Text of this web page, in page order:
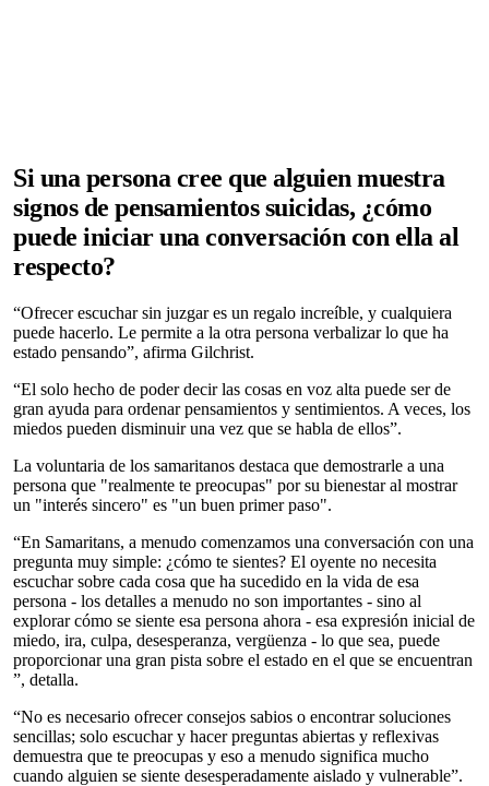
Si una persona cree que alguien muestra
signos de pensamientos suicidas, ¿cómo
puede iniciar una conversación con ella al
respecto?
“Ofrecer escuchar sin juzgar es un regalo increíble, y cualquiera
puede hacerlo. Le permite a la otra persona verbalizar lo que ha
estado pensando”, afirma Gilchrist.
“El solo hecho de poder decir las cosas en voz alta puede ser de
gran ayuda para ordenar pensamientos y sentimientos. A veces, los
miedos pueden disminuir una vez que se habla de ellos”.
La voluntaria de los samaritanos destaca que demostrarle a una
persona que "realmente te preocupas" por su bienestar al mostrar
un "interés sincero" es "un buen primer paso".
“En Samaritans, a menudo comenzamos una conversación con una
pregunta muy simple: ¿cómo te sientes? El oyente no necesita
escuchar sobre cada cosa que ha sucedido en la vida de esa
persona - los detalles a menudo no son importantes - sino al
explorar cómo se siente esa persona ahora - esa expresión inicial de
miedo, ira, culpa, desesperanza, vergüenza - lo que sea, puede
proporcionar una gran pista sobre el estado en el que se encuentran
”, detalla.
“No es necesario ofrecer consejos sabios o encontrar soluciones
sencillas; solo escuchar y hacer preguntas abiertas y reflexivas
demuestra que te preocupas y eso a menudo significa mucho
cuando alguien se siente desesperadamente aislado y vulnerable”.